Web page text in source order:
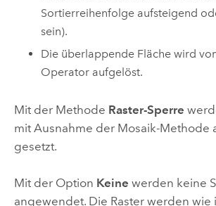
Sortierreihenfolge aufsteigend
sein).
Die überlappende Fläche wird
Operator aufgelöst.
Mit der Methode Raster-Sperre
mit Ausnahme der Mosaik-Methode
gesetzt.
Mit der Option Keine werden keine
angewendet. Die Raster werden wie